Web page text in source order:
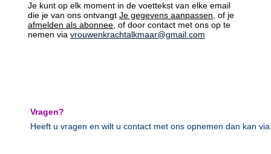
Je kunt op elk moment in de voettekst van elke email
die je van ons ontvangt Je gegevens aanpassen , of je
afmelden als abonnee , of door contact met ons op te
nemen via vrouwenkrachtalkmaar@gmail.com
Vragen?
Heeft u vragen en wilt u contact met ons opnemen dan kan